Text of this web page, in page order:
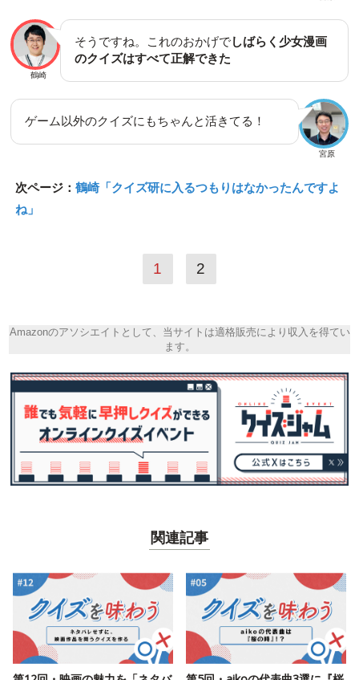
鶴崎
そうですね。これのおかげでしばらく少女漫画
のクイズはすべて正解できた
宮原
ゲーム以外のクイズにもちゃんと活きてる！
次ページ： 鶴崎「クイズ研に入るつもりはなかったんですよ
ね」
1 2
Amazonのアソシエイトとして、当サイトは適格販売により収入を得てい
ます。
関連記事